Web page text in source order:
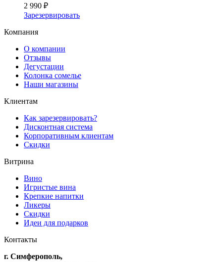
2 990 ₽
Зарезервировать
Компания
О компании
Отзывы
Дегустации
Колонка сомелье
Наши магазины
Клиентам
Как зарезервировать?
Дисконтная система
Корпоративным клиентам
Скидки
Витрина
Вино
Игристые вина
Крепкие напитки
Ликеры
Скидки
Идеи для подарков
Контакты
г. Симферополь,